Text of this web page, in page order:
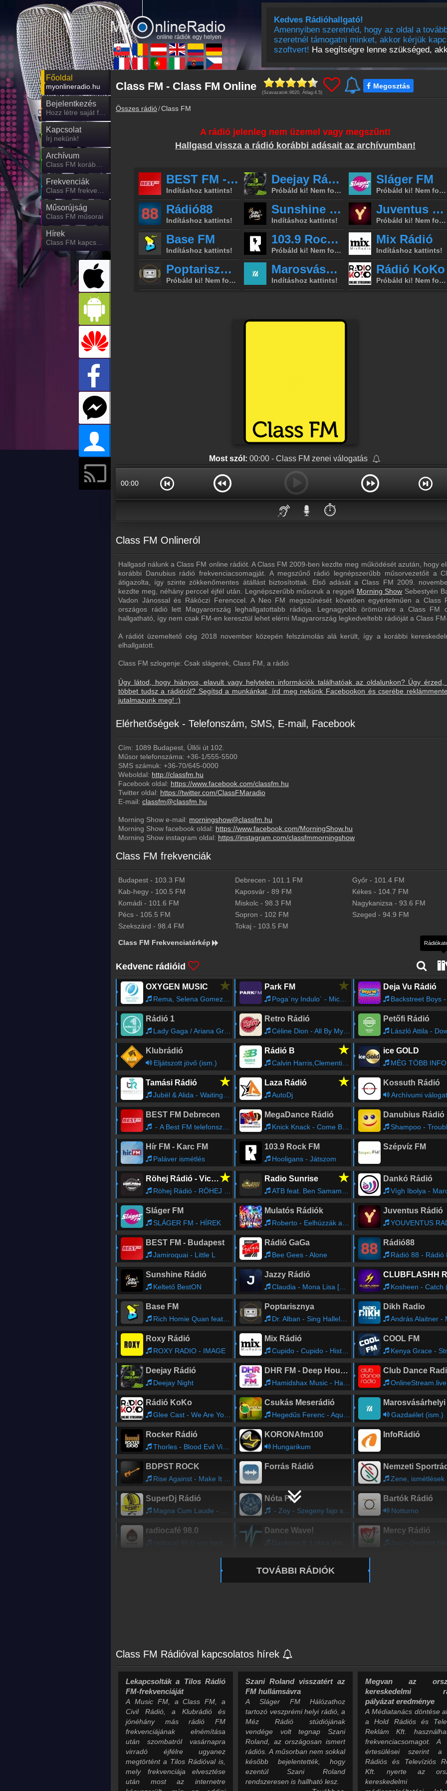
Kedves Rádióhallgató!
Amennyiben szeretnéd, hogy az oldal a
szeretnél támogatni minket, akkor kérjük
szoftvert! Ha segítségre lenne szükséged,
Főoldal
myonlineradio.hu
Bejelentkezés
Kapcsolat
Írj nekünk!
Archívum
Frekvenciák
Műsorújság
Class FM műsorai
Hírek
Class FM - Class FM Online (Szavazatok:9620, Átlag:4.5)
Megosztás
Összes rádió Class FM
A rádió jelenleg nem üzemel vagy megszűnt!
Hallgasd vissza a rádió korábbi adásait az archívumban!
Most szól: 00:00 - Class FM zenei válogatás
00:00
⏱️
Class FM Onlineról
Hallgasd nálunk a Class FM online rádiót. A Class FM 2009-ben kezdte meg működését azután, hogy
korábbi Danubius rádió frekvenciacsomagját. A megszűnő rádió legnépszerűbb műsorvezetőit a
átigazolta, így szinte zökkenőmentes átállást biztosítottak. Első adását a Class FM 2009.
kezdte meg, néhány perccel éjfél után. Legnépszerűbb műsoruk a reggeli Morning Show Sebestyén
Vadon Jánossal és Rákóczi Ferenccel. A Neo FM megszűnését követően egyértelműen a Class
országos rádió lett Magyarország leghallgatottabb rádiója. Legnagyobb örömünkre a Class FM
hallgatható, így nem csak FM-en keresztül lehet elérni Magyarország legkedveltebb rádióját a Class
A rádiót üzemeltető cég 2018 november közepén felszámolás alá került, így a korábbi
elhallgatott.
Class FM szlogenje: Csak slágerek, Class FM, a rádió
Úgy látod, hogy hiányos, elavult vagy helytelen információk találhatóak az oldalunkon? Úgy érzed,
többet tudsz a rádióról? Segítsd a munkánkat, írd meg nekünk Facebookon és cserébe
jutalmazunk meg! :)
Elérhetőségek - Telefonszám, SMS, E-mail, Facebook
Cím: 1089 Budapest, Üllői út 102.
Műsor telefonszáma: +36-1/555-5500
SMS számuk: +36-70/645-0000
Weboldal: http://classfm.hu
Facebook oldal: https://www.facebook.com/classfm.hu
Twitter oldal: https://twitter.com/ClassFMaradio
E-mail: classfm@classfm.hu
Morning Show e-mail: morningshow@classfm.hu
Morning Show facebook oldal: https://www.facebook.com/MorningShow.hu
Morning Show instagram oldal: https://instagram.com/classfmmorningshow
Class FM frekvenciák
Budapest - 103.3 FM Debrecen - 101.1 FM Győr- 101.4 FM
Kab-hegy - 100.5 FM Kaposvár -89 FM Kékes- 104.7 FM
Komádi - 101.6 FM Miskolc -98.3 FM Nagykanizsa - 93.6 FM
Pécs - 105.5 FM Sopron - 102 FM Szeged - 94.9 FM
Szekszárd - 98.4 FM Tokaj - 103.5 FM
Class FM Frekvenciatérkép
Kedvenc rádióid
OXYGEN MUSIC ★
Rema, Selena Gomez - Calm Down
Park FM ★
Poga´ny Indulo´ - Michelin csillag
Deja Vu Rádió
Backstreet Boys - Larger
Rádió 1
Lady Gaga / Ariana Grande - Rain On Me
Retro Rádió
Céline Dion - All By Myself
Petőfi Rádió
László Attila -
Klubrádió
Eljátszott jövő (ism.)
Rádió B ★
Calvin Harris,Clementine Douglas - Blessings
ice GOLD
MÉG TÖBB INFO :
Tamási Rádió ★
Jubël & Alida - Waiting For A Star To Fall
Laza Rádió ★
AutoDj
Kossuth Rádió
Archívumi
BEST FM Debrecen
- A Best FM telefonszama: 52/500-540
MegaDance Rádió
Knick Knack - Come Back
Danubius Rádió
Shampoo -
Hír FM - Karc FM
Paláver ismétlés
103.9 Rock FM
Hooligans - Játszom
Szépvíz FM
Röhej Rádió - Vicc az egész★
Röhej Rádió - RÖHEJ RÁDIÓ - ÖNÖK KÜLDTÉK32
Radio Sunrise ★
ATB feat. Ben Samama - Like That
Dankó Rádió
Vígh Ibolya - Marosmenti
Sláger FM
SLÁGER FM - HÍREK
Mulatós Rádiók
Roberto - Eelhúzzák a nótámat
Juventus Rádió
YOUVENTUS RADIO -
BEST FM - Budapest
Jamiroquai - Little L
Rádió GaGa
Bee Gees - Alone
Rádió88
Rádió 88 - Rádió
Sunshine Rádió
Keltető BestON
Jazzy Rádió
Claudia - Mona Lisa [Acoustic Version] Kosheen - Catch (Ferry
Base FM
Rich Homie Quan feat. PROBLEM - Walk Thru
Poptarisznya
Dr. Alban - Sing Hallelujah!
Dikh Radio
András Alaitner -
Roxy Rádió
ROXY RADIO - IMAGE
Mix Rádió
Cupido - Cupido - Historias De Amor (Smokin' Progressive Mix)
COOL FM
Kenya Grace -
Deejay Rádió
Deejay Night
DHR FM - Deep House Radio
Hamidshax Music - Hamidshax - Crying Girl (Original Mix)
Club Dance
OnlineStream.live -
Rádió KoKo
Glee Cast - We Are Young (Glee Cast Version)
Csukás Meserádió
Hegedűs Ferenc - Aquarium of Peace Gazdaélet (ism.)
Rocker Rádió
Thorles - Blood Evil Vikings
KORONAfm100
Hungarikum
InfoRádió
BDPST ROCK
Rise Against - Make It Stop (September's Children)
Forrás Rádió Nemzeti
Zene, ismétlések
SuperDj Rádió
Magna Cum Laude - Sznezd jra
Nóta FM
- Zoy - Szegeny fajo szivemnek
Bartók Rádió
Notturno
radiocafé 98.0
radiocaf 98.0 van bartod - HIREK
Dance Wave!
Dankann ft. Lokka Vox - Supermode (Original Mix)
Mercy Rádió
Joci - Gedeon
TOVÁBBI RÁDIÓK
Class FM Rádióval kapcsolatos hírek
Lekapcsolták a Tilos Rádió
FM-frekvenciáját
A Music FM, a Class FM, a
Civil Rádió, a Klubrádió és
jónéhány más rádió FM
frekvenciájának elnémítása
után szombatról vasárnapra
virradó éjfélre ugyanez
megtörtént a Tilos Rádióval is,
mely frekvenciája elvesztése
után most az internetre
Szani Roland visszatért az
FM hullámsávra
A Sláger FM Hálózathoz
tartozó veszprémi helyi rádió, a
Méz Rádió stúdiójának
vendége volt tegnap Szani
Roland, az országosan ismert
rádiós. A műsorban nem sokkal
később bejelentették, hogy
ezentúl Szani Roland
rendszeresen is hallható lesz.
Megvan az
kereskedelmi
pályázat eredménye
A Médiatanács döntése
a Hold Rádiós és
Reklám Kft.
frekvenciacsomagot. A
értesülései szerint a
Rádiós és Televíziós
Kft. nyerte az
kereskedelmi